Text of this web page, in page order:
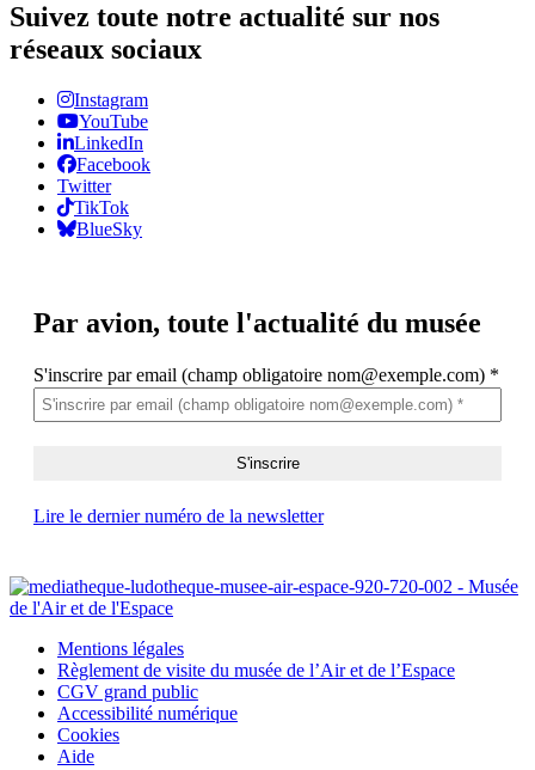
Suivez toute notre actualité sur nos
réseaux sociaux
Instagram
YouTube
LinkedIn
Facebook
Twitter
TikTok
BlueSky
Par avion, toute l'actualité du musée
S'inscrire par email (champ obligatoire nom@exemple.com) *
Lire le dernier numéro de la newsletter
Mentions légales
Règlement de visite du musée de l’Air et de l’Espace
CGV grand public
Accessibilité numérique
Cookies
Aide